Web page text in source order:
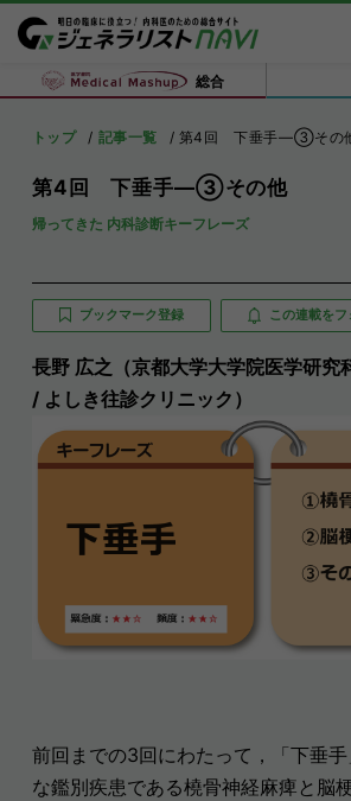
総合
トップ 記事一覧 第4回 下垂手―③その
第4回 下垂手―③その他
帰ってきた 内科診断キーフレーズ
ブックマーク登録 この連載を
長野 広之（京都大学大学院医学研究
/ よしき往診クリニック）
前回までの3回にわたって，「下垂
な鑑別疾患である橈骨神経麻痺と脳